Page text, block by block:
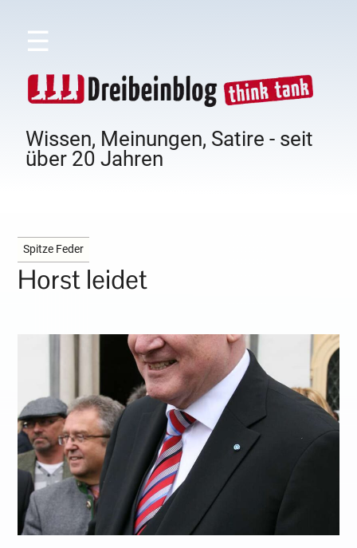
☰
Wissen, Meinungen, Satire - seit
über 20 Jahren
Spitze Feder
Horst leidet